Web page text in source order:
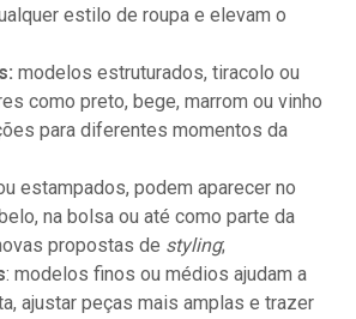
estilo de roupa e elevam o
modelos estruturados, tiracolo ou
como preto, bege, marrom ou vinho
para diferentes momentos da
estampados, podem aparecer no
na bolsa ou até como parte da
propostas de styling;
: modelos finos ou médios ajudam a
ajustar peças mais amplas e trazer